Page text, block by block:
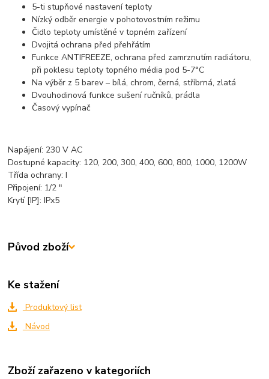
5-ti stupňové nastavení teploty
Nízký odběr energie v pohotovostním režimu
Čidlo teploty umístěné v topném zařízení
Dvojitá ochrana před přehřátím
Funkce ANTIFREEZE, ochrana před zamrznutím radiátoru,
při poklesu teploty topného média pod 5-7°C
Na výběr z 5 barev – bílá, chrom, černá, stříbrná, zlatá
Dvouhodinová funkce sušení ručníků, prádla
Časový vypínač
Napájení: 230 V AC
Dostupné kapacity: 120, 200, 300, 400, 600, 800, 1000, 1200W
Třída ochrany: I
Připojení: 1/2 "
Krytí [IP]: IPx5
Původ zboží
Ke stažení
Produktový list
Návod
Zboží zařazeno v kategoriích